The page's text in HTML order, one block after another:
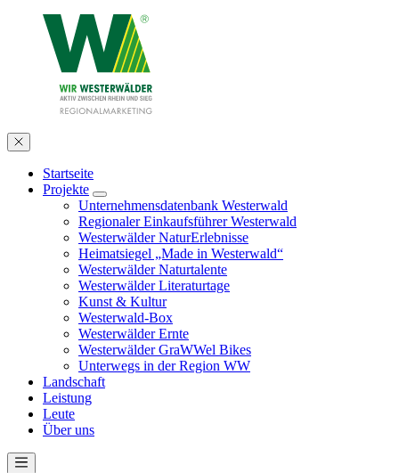
Startseite
Projekte
Unternehmensdatenbank Westerwald
Regionaler Einkaufsführer Westerwald
Westerwälder NaturErlebnisse
Heimatsiegel „Made in Westerwald“
Westerwälder Naturtalente
Westerwälder Literaturtage
Kunst & Kultur
Westerwald-Box
Westerwälder Ernte
Westerwälder GraWWel Bikes
Unterwegs in der Region WW
Landschaft
Leistung
Leute
Über uns